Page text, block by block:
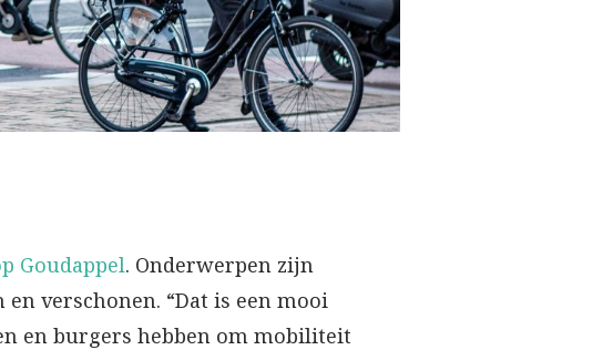
Goudappel. Onderwerpen zijn
verschonen. “Dat is een mooi
en burgers hebben om mobiliteit